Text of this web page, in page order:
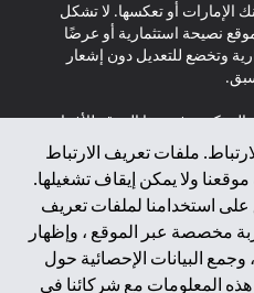
ملفات تعريف الارتباط
ولا يمكن إيقاف تشغيلها.
على استخدامنا لملفات تعريف
مخصصة عبر الموقع ، وإظهار
وجمع البيانات الإحصائية حول
المعلومات مع شركائنا في
الإمارات أو تعكسها. لا تشكل
نصيحة استثمارية أو عرضًا
وتخضع للتعديل دون إشعار
المذكورة في هذا الموقع للأفراد
الاقتصادية الأوروبية أو
أو موناكو أو سان مارينو أو
المتحدة أو خصوصية البيانات
قانون حماية البيانات الشخصية
المحتوى الموجود في هذه
على أنه عرض أو دعوة أو دعوة
المذكورة هنا لمثل هؤلاء